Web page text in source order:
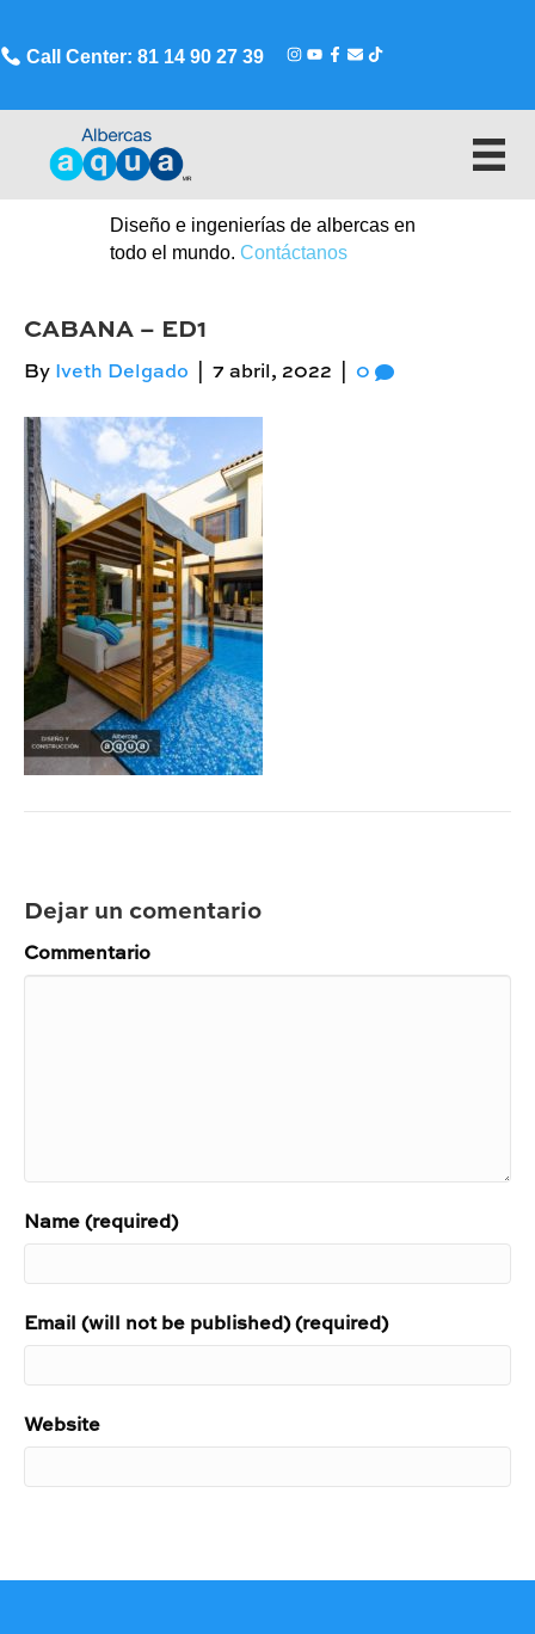
Call Center: 81 14 90 27 39
Diseño e ingenierías de albercas en
todo el mundo. Contáctanos
CABANA – ED1
By Iveth Delgado 7 abril, 2022 0
Dejar un comentario
Commentario
Name (required)
Email (will not be published) (required)
Website